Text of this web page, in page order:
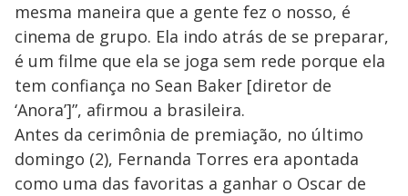
mesma maneira que a gente fez o nosso, é
cinema de grupo. Ela indo atrás de se preparar,
é um filme que ela se joga sem rede porque ela
tem confiança no Sean Baker [diretor de
‘Anora’]”, afirmou a brasileira.
Antes da cerimônia de premiação, no último
domingo (2), Fernanda Torres era apontada
como uma das favoritas a ganhar o Oscar de